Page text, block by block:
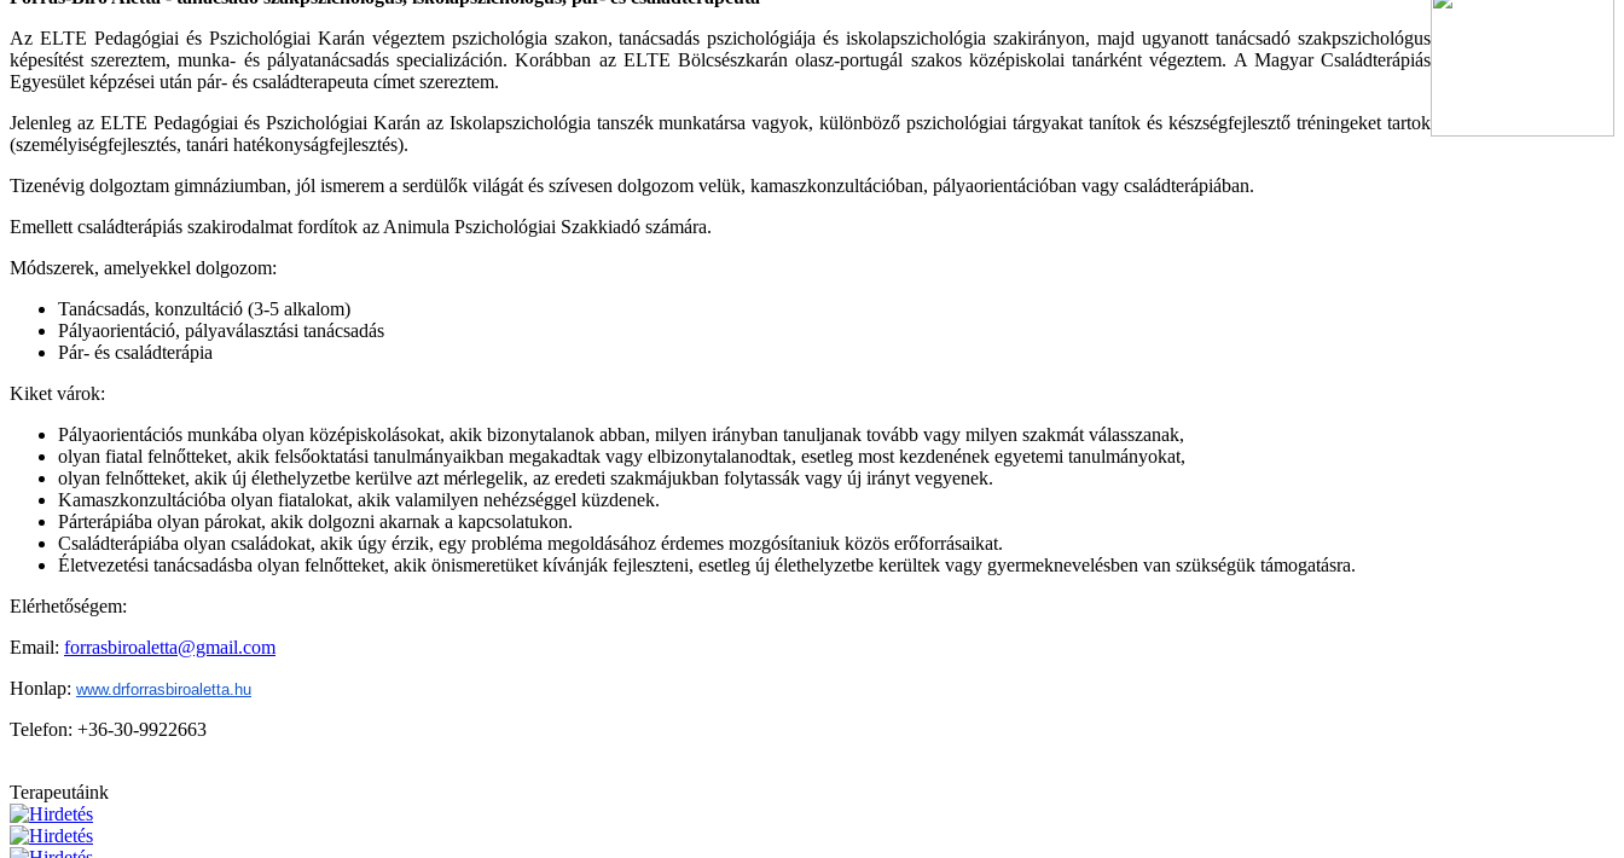
Az ELTE Pedagógiai és Pszichológiai Karán végeztem pszichológia szakon, tanácsadás pszichológiája és iskolapszichológia szakirányon, majd ugyanott tanácsadó szakpszichológus
képesítést szereztem, munka- és pályatanácsadás specializáción. Korábban az ELTE Bölcsészkarán olasz-portugál szakos középiskolai tanárként végeztem. A Magyar Családterápiás
Egyesület képzései után pár- és családterapeuta címet szereztem.
Jelenleg az ELTE Pedagógiai és Pszichológiai Karán az Iskolapszichológia tanszék munkatársa vagyok, különböző pszichológiai tárgyakat tanítok és készségfejlesztő tréningeket tartok
(személyiségfejlesztés, tanári hatékonyságfejlesztés).
Tizenévig dolgoztam gimnáziumban, jól ismerem a serdülők világát és szívesen dolgozom velük, kamaszkonzultációban, pályaorientációban vagy családterápiában.
Emellett családterápiás szakirodalmat fordítok az Animula Pszichológiai Szakkiadó számára.
Módszerek, amelyekkel dolgozom:
Tanácsadás, konzultáció (3-5 alkalom)
Pályaorientáció, pályaválasztási tanácsadás
Pár- és családterápia
Kiket várok:
Pályaorientációs munkába olyan középiskolásokat, akik bizonytalanok abban, milyen irányban tanuljanak tovább vagy milyen szakmát válasszanak,
olyan fiatal felnőtteket, akik felsőoktatási tanulmányaikban megakadtak vagy elbizonytalanodtak, esetleg most kezdenének egyetemi tanulmányokat,
olyan felnőtteket, akik új élethelyzetbe kerülve azt mérlegelik, az eredeti szakmájukban folytassák vagy új irányt vegyenek.
Kamaszkonzultációba olyan fiatalokat, akik valamilyen nehézséggel küzdenek.
Párterápiába olyan párokat, akik dolgozni akarnak a kapcsolatukon.
Családterápiába olyan családokat, akik úgy érzik, egy probléma megoldásához érdemes mozgósítaniuk közös erőforrásaikat.
Életvezetési tanácsadásba olyan felnőtteket, akik önismeretüket kívánják fejleszteni, esetleg új élethelyzetbe kerültek vagy gyermeknevelésben van szükségük támogatásra.
Elérhetőségem:
Email: forrasbiroaletta@gmail.com
Honlap: www.drforrasbiroaletta.hu
Telefon: +36-30-9922663
Terapeutáink